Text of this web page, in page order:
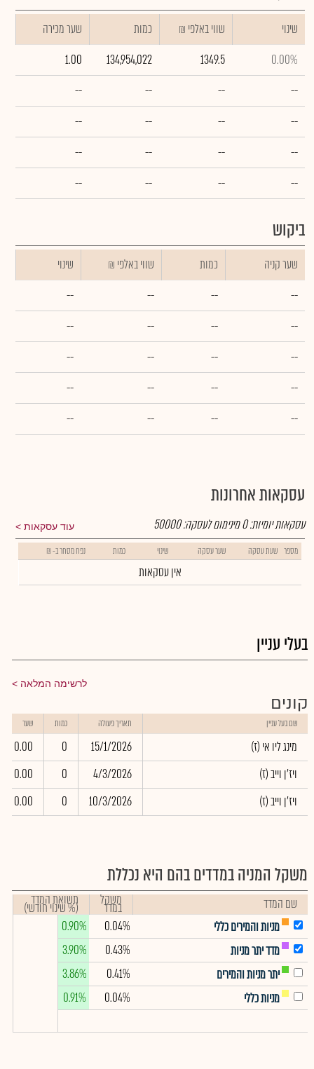
שינוי ₪ שווי באלפי כמות
שער מכירה
0.00%
1349.5
134,954,022
1.00
--
--
--
--
--
--
--
--
--
--
--
--
--
--
--
--
ביקוש
שער קניה כמות ₪ שווי באלפי
שינוי
--
--
--
--
--
--
--
--
--
--
--
--
--
--
--
--
--
--
--
--
עסקאות אחרונות
עוד עסקאות עסקאות יומיות:0מינימום לעסקה:50000
מספר שעת עסקה שער עסקה שינוי כמות נפח מסחר ב- ₪
אין עסקאות
בעלי עניין
לרשימה המלאה
קונים
שם בעל עניין תאריך פעולה כמות שער
(מינג ליו אי (ז 15/1/2026
0
0.00
(ויז'ן וייב (ז
4/3/2026
0
0.00
(ויז'ן וייב (ז
10/3/2026
0
0.00
משקל המניה במדדים בהם היא נכללת
שם המדד משקל
במדד תשואת המדד
(% שינוי חודשי)
מניות והמירים כללי
0.04%
0.90%
מדד יתר מניות
0.43%
3.90%
יתר מניות והמירים
0.41%
3.86%
מניות כללי
0.04%
0.91%